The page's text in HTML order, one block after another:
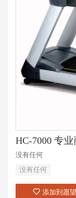
HC-7000 专
没有任何
没有任何
添加到愿